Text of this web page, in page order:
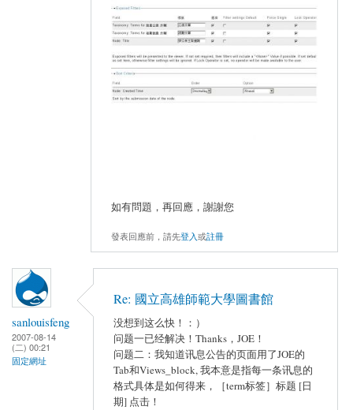
如有問題，再回應，謝謝您
發表回應前，請先登入或註冊
sanlouisfeng
2007-08-14
(二) 00:21
固定網址
Re: 國立高雄師範大學圖書館
没想到这么快！：）
问题一已经解决！Thanks，JOE！
问题二：我知道讯息公告的页面用了JOE的
Tab和Views_block, 我本意是指每一条讯息的
格式具体是如何得来，［term标签］标题 [日
期] 点击！